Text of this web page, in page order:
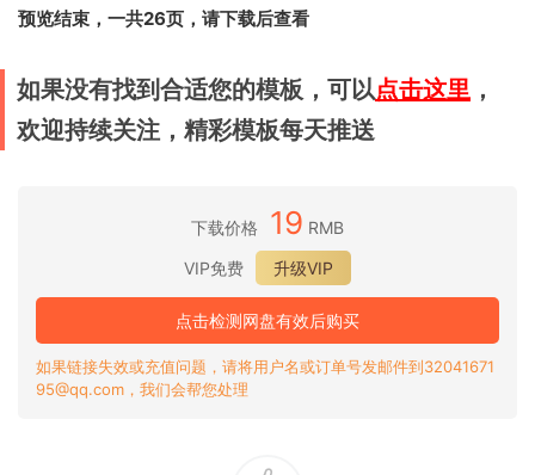
预览结束，一共26页，请下载后查看
如果没有找到合适您的模板，可以点击这里 ，
欢迎持续关注，精彩模板每天推送
下载价格 19 RMB
VIP免费
升级VIP
点击检测网盘有效后购买
如果链接失效或充值问题，请将用户名或订单号发邮件到32041671
95@qq.com，我们会帮您处理